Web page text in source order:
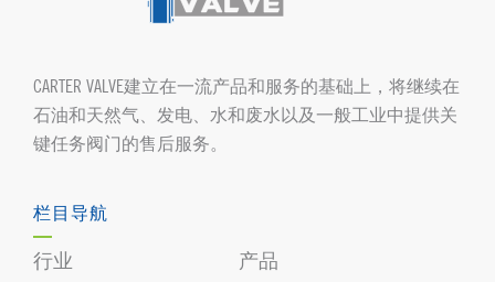
CARTER VALVE建立在一流产品和服务的基础上，将继续在
石油和天然气、发电、水和废水以及一般工业中提供关
键任务阀门的售后服务。
栏目导航
行业
产品